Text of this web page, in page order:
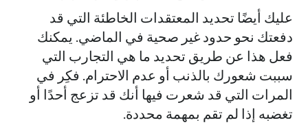
عليك أيضًا تحديد المعتقدات الخاطئة التي قد
دفعتك نحو حدود غير صحية في الماضي. يمكنك
فعل هذا عن طريق تحديد ما هي التجارب التي
سببت شعورك بالذنب أو عدم الاحترام. فكِر في
المرات التي قد شعرت فيها أنك قد تزعج أحدًا أو
تغضبه إذا لم تقم بمهمة محددة.